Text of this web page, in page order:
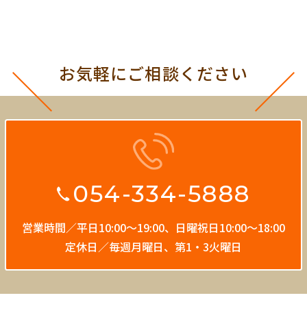
お気軽にご相談ください
054-334-5888
営業時間／平日10:00〜19:00、 日曜祝日10:00〜18:00
定休日／毎週月曜日、第1・3火曜日